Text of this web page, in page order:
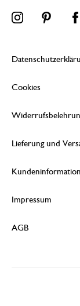
Cookies
Lieferung und
Kundeninformation
Impressum
AGB